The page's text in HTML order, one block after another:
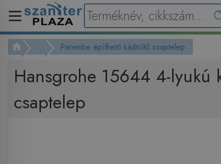
... Perembe építhető kádtöltő csaptelep
Hansgrohe 15644 4-lyukú
csaptelep